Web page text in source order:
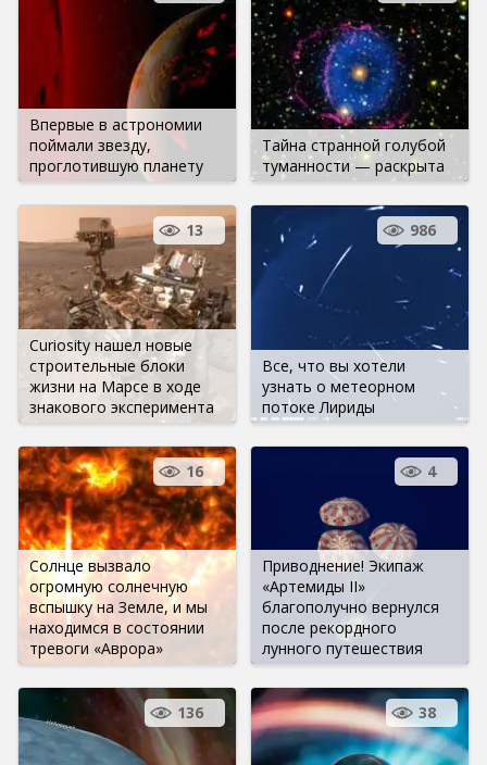
Впервые в астрономии
поймали звезду,
проглотившую планету
Тайна странной голубой
туманности — раскрыта
Curiosity нашел новые
строительные блоки
жизни на Марсе в ходе
знакового эксперимента
13
Все, что вы хотели
узнать о метеорном
потоке Лириды
986
Солнце вызвало
огромную солнечную
вспышку на Земле, и мы
находимся в состоянии
тревоги «Аврора»
16
Приводнение! Экипаж
«Артемиды II»
благополучно вернулся
после рекордного
лунного путешествия
4
136 38